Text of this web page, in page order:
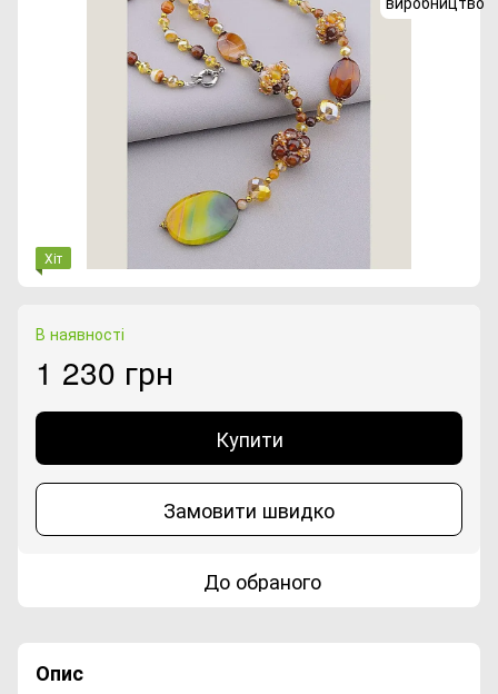
Хіт
В наявності
1 230 грн
Купити
Замовити швидко
До обраного
Опис